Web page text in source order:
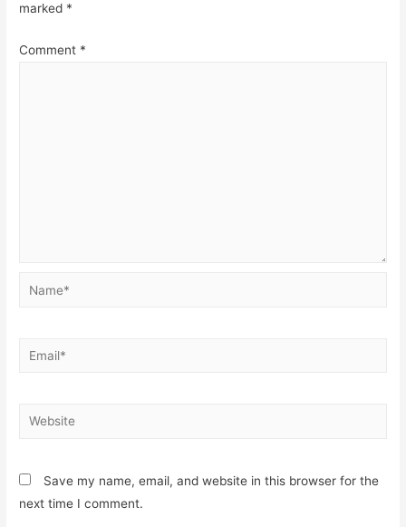
marked *
Comment *
Name*
Email*
Website
Save my name, email, and website in this browser for the
next time I comment.